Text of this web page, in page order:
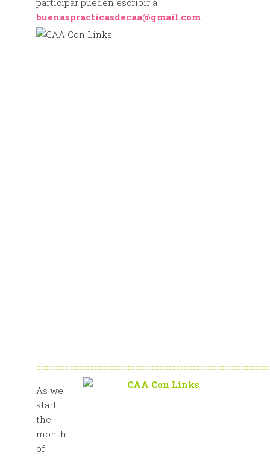
participar pueden escribir a
buenaspracticasdecaa@gmail.com
As we
start
the
month
of